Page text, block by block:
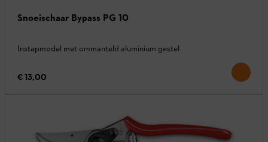
Snoeischaar Bypass PG 10
Instapmodel met ommanteld aluminium gestel
€ 13,00